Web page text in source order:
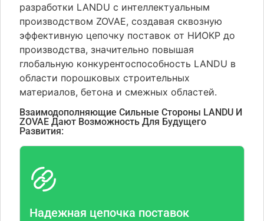
разработки LANDU с интеллектуальным
производством ZOVAE, создавая сквозную
эффективную цепочку поставок от НИОКР до
производства, значительно повышая
глобальную конкурентоспособность LANDU в
области порошковых строительных
материалов, бетона и смежных областей.
Взаимодополняющие Сильные Стороны LANDU И
ZOVAE Дают Возможность Для Будущего
Развития:
Надежная цепочка поставок